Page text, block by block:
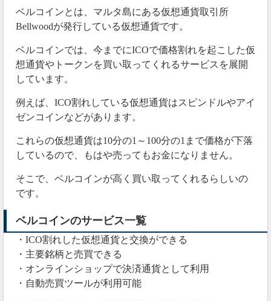
何も隠さず情報の提示をお願いしたいです。
ルコイン
#BLL #BOSSC#BellWood
もう1か月間も音沙汰がない状況ですね。
このまま運営が飛んでしまい、ベルコインは無価値に
なってしまうのでしょうか。
2020年02月26日
Bellwoodは2020年6月まで仮想通貨の出金制限をかける
https://twitter.com/bellchatty/status/1232268022946992128
上記のツイートで出金開始の流れを詳しく説明してく
れています。
ベルコインとは、マルタ島にある仮想通貨取引所
Bellwoodが発行している仮想通貨です。
ベルコインでは、今までにICOで価格割れを起こした仮
想通貨やトークンを買い取ってくれるサービスを展開
しています。
例えば、ICO割れしている仮想通貨はスピンドルやアイ
ゼンコインなどがあります。
これらの仮想通貨は10分の1～100分の1まで価格が下落
しているので、もはや売ってもお金になりません。
そこで、ベルコインが高く買い取ってくれるらしいの
です。
ベルコインのサービス一覧
・ICO割れした仮想通貨と交換ができる
・主要銘柄と売買できる
・オンラインショップで決済通貨として利用
・自動売買ツールが利用可能